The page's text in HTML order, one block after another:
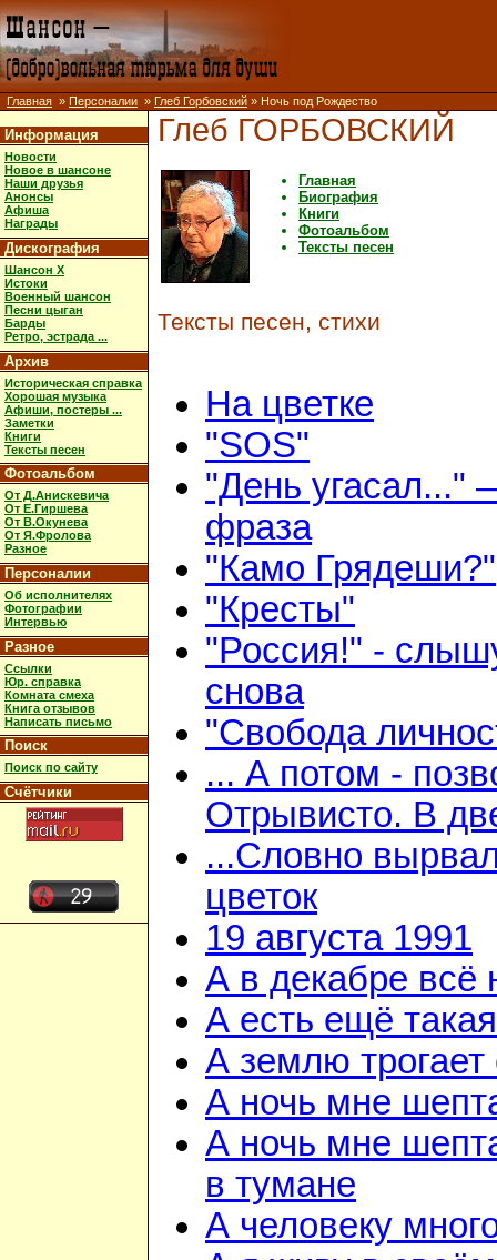
Главная » Персоналии » Глеб Горбовский » Ночь под Рождество
Информация
Новости
Новое в шансоне
Наши друзья
Анонсы
Афиша
Награды
Дискография
Шансон X
Истоки
Военный шансон
Песни цыган
Барды
Ретро, эстрада ...
Архив
Историческая справка
Хорошая музыка
Афиши, постеры ...
Заметки
Книги
Тексты песен
Фотоальбом
От Д.Анискевича
От Е.Гиршева
От В.Окунева
От Я.Фролова
Разное
Персоналии
Об исполнителях
Фотографии
Интервью
Разное
Ссылки
Юр. справка
Комната смеха
Книга отзывов
Написать письмо
Поиск
Поиск по сайту
Счётчики
Глеб ГОРБОВСКИЙ
Главная
Биография
Книги
Фотоальбом
Тексты песен
Тексты песен, стихи
На цветке
"SOS"
"День угасал..."
фраза
"Камо Грядеши?"
"Кресты"
"Россия!" -
снова
"Свобода
... А потом -
Отрывисто. В
...Словно
цветок
19 августа 1991
А в декабре
А есть ещё
А землю трогает
А ночь мне
А ночь мне
в тумане
А человеку